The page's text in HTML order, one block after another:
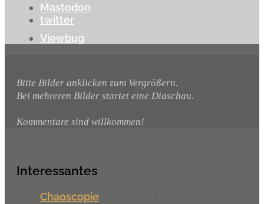
Mastodon
twitter
Viewbug
Bitte Bilder anklicken zum Vergrößern.
Bei mehreren Bilder startet eine Diaschau.
Kommentare sind willkommen!
Interessantes
Chaoscopie